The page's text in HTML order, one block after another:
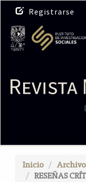
N
a
v
e
g
i
ó
n
c
Registrarse
Inicio
RESEÑAS